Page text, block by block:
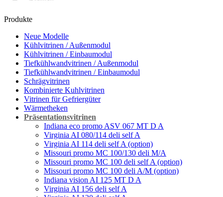
Produkte
Neue Modelle
Kühlvitrinen / Außenmodul
Kühlvitrinen / Einbaumodul
Tiefkühlwandvitrinen / Außenmodul
Tiefkühlwandvitrinen / Einbaumodul
Schrägvitrinen
Кombinierte Kuhlvitrinen
Vitrinen für Gefriergüter
Wärmetheken
Präsentationsvitrinen
Indiana eco promo ASV 067 МТ D A
Virginia AI 080/114 deli self A
Virginia AI 114 deli self A (option)
Missouri promo MC 100/130 deli M/A
Missouri promo MC 100 deli self A (option)
Missouri promo MC 100 deli A/M (option)
Indiana vision AI 125 MT D A
Virginia AI 156 deli self A